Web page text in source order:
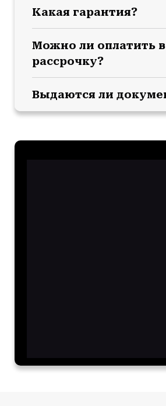
Какая гарантия?
Можно ли оплатить в
рассрочку?
Выдаются ли